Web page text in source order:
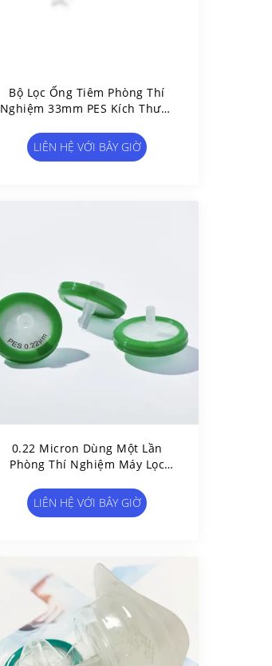
Bộ Lọc Ống Tiêm Phòng Thí
Nghiệm 33mm PES Kích Thước
HPLC Dùng Một Lần
LIÊN HỆ VỚI BÂY GIỜ
0.22 Micron Dùng Một Lần
Phòng Thí Nghiệm Máy Lọc
Φ13mm Φ25mm Φ33mm
LIÊN HỆ VỚI BÂY GIỜ